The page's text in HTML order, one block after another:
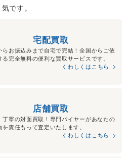
気です。
宅配買取
らお振込みまで自宅で完結！全国からご依
る完全無料の便利な買取サービスです。
くわしくはこちら
店舗買取
丁寧の対面買取！専門バイヤーがあなたの
を責任もって査定いたします。
くわしくはこちら